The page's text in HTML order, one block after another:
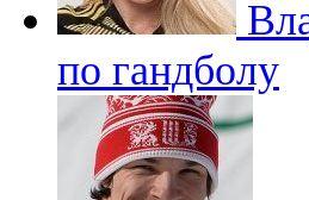
по гандболу